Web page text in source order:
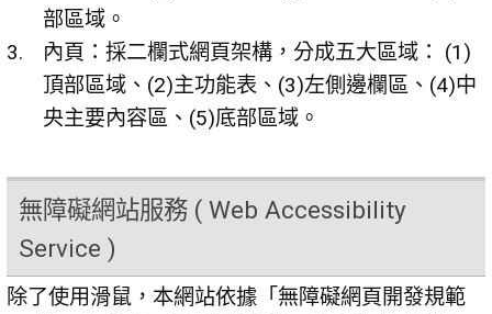
部區域。
內頁：採二欄式網頁架構，分成五大區域： (1)
頂部區域、(2)主功能表、(3)左側邊欄區、(4)中
央主要內容區、(5)底部區域。
無障礙網站服務 ( Web Accessibility
Service )
除了使用滑鼠，本網站依據「無障礙網頁開發規範